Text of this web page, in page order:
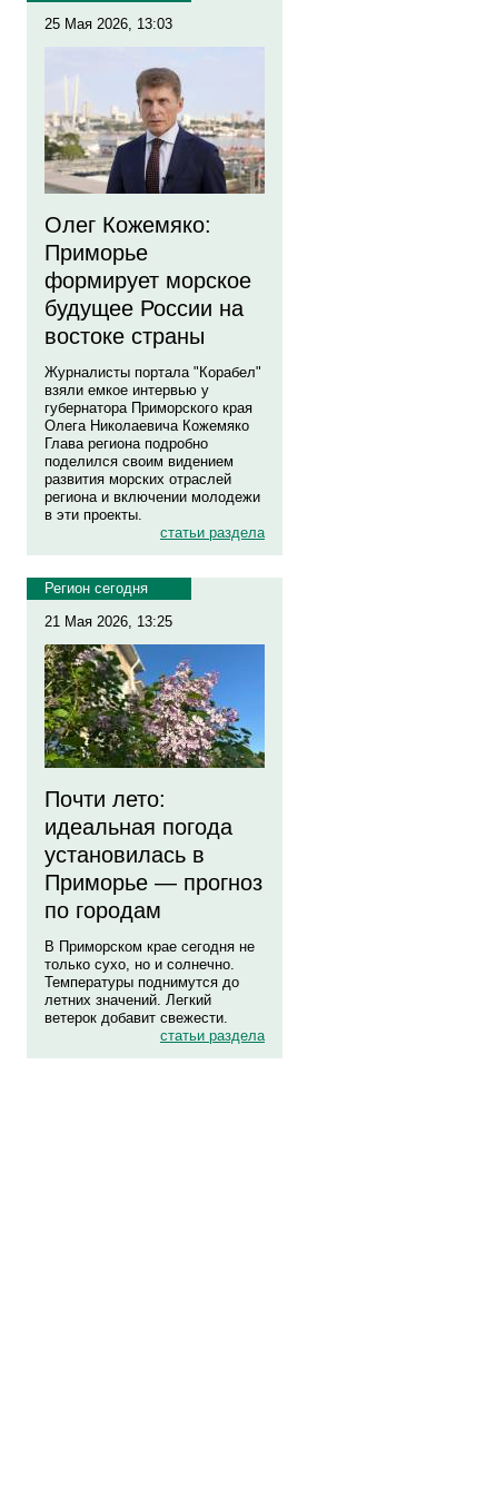
25 Мая 2026, 13:03
Олег Кожемяко:
Приморье
формирует морское
будущее России на
востоке страны
Журналисты портала "Корабел"
взяли емкое интервью у
губернатора Приморского края
Олега Николаевича Кожемяко
Глава региона подробно
поделился своим видением
развития морских отраслей
региона и включении молодежи
в эти проекты.
статьи раздела
Регион сегодня
21 Мая 2026, 13:25
Почти лето:
идеальная погода
установилась в
Приморье — прогноз
по городам
В Приморском крае сегодня не
только сухо, но и солнечно.
Температуры поднимутся до
летних значений. Легкий
ветерок добавит свежести.
статьи раздела